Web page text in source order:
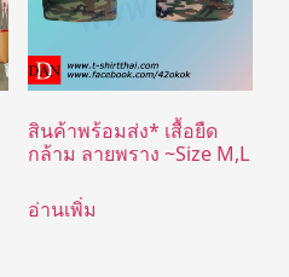
สินค้าพร้อมส่ง* เสื้อยืด
กล้าม ลายพราง ~Size M,L
อ่านเพิ่ม